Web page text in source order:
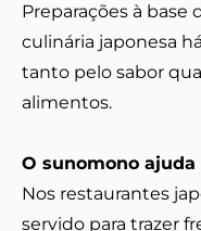
Preparações à base
culinária japonesa
tanto pelo sabor
alimentos.
O sunomono
Nos restaurantes
servido para trazer